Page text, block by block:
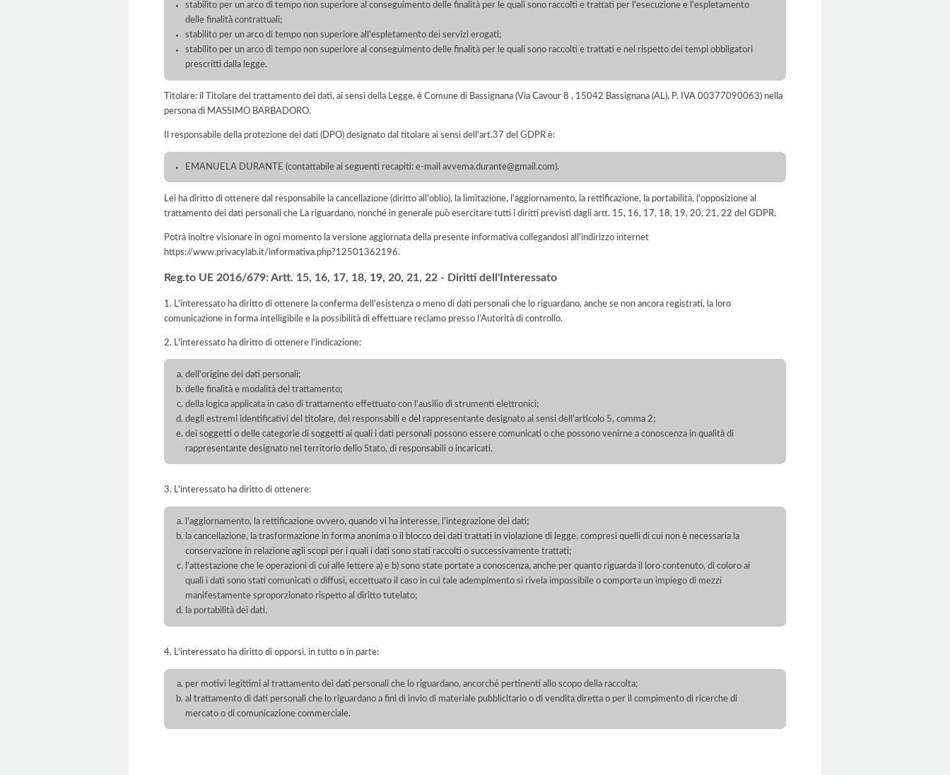
stabilito per un arco di tempo non superiore al conseguimento delle finalità per le quali sono raccolti e trattati per l'esecuzione e l'espletamento
delle finalità contrattuali;
stabilito per un arco di tempo non superiore all'espletamento dei servizi erogati;
stabilito per un arco di tempo non superiore al conseguimento delle finalità per le quali sono raccolti e trattati e nel rispetto dei tempi obbligatori
prescritti dalla legge.
Titolare: il Titolare del trattamento dei dati, ai sensi della Legge, è Comune di Bassignana (Via Cavour 8 , 15042 Bassignana (AL), P. IVA 00377090063) nella
persona di MASSIMO BARBADORO.
Il responsabile della protezione dei dati (DPO) designato dal titolare ai sensi dell'art.37 del GDPR è:
EMANUELA DURANTE (contattabile ai seguenti recapiti: e-mail avvema.durante@gmail.com).
Lei ha diritto di ottenere dal responsabile la cancellazione (diritto all'oblio), la limitazione, l'aggiornamento, la rettificazione, la portabilità, l'opposizione al
trattamento dei dati personali che La riguardano, nonché in generale può esercitare tutti i diritti previsti dagli artt. 15, 16, 17, 18, 19, 20, 21, 22 del GDPR.
Potrà inoltre visionare in ogni momento la versione aggiornata della presente informativa collegandosi all'indirizzo internet
https://www.privacylab.it/informativa.php?12501362196.
Reg.to UE 2016/679: Artt. 15, 16, 17, 18, 19, 20, 21, 22 - Diritti dell'Interessato
1. L'interessato ha diritto di ottenere la conferma dell'esistenza o meno di dati personali che lo riguardano, anche se non ancora registrati, la loro
comunicazione in forma intelligibile e la possibilità di effettuare reclamo presso l’Autorità di controllo.
2. L'interessato ha diritto di ottenere l'indicazione:
dell'origine dei dati personali;
delle finalità e modalità del trattamento;
della logica applicata in caso di trattamento effettuato con l'ausilio di strumenti elettronici;
degli estremi identificativi del titolare, dei responsabili e del rappresentante designato ai sensi dell'articolo 5, comma 2;
dei soggetti o delle categorie di soggetti ai quali i dati personali possono essere comunicati o che possono venirne a conoscenza in qualità di
rappresentante designato nel territorio dello Stato, di responsabili o incaricati.
3. L'interessato ha diritto di ottenere:
l'aggiornamento, la rettificazione ovvero, quando vi ha interesse, l'integrazione dei dati;
la cancellazione, la trasformazione in forma anonima o il blocco dei dati trattati in violazione di legge, compresi quelli di cui non è necessaria la
conservazione in relazione agli scopi per i quali i dati sono stati raccolti o successivamente trattati;
l'attestazione che le operazioni di cui alle lettere a) e b) sono state portate a conoscenza, anche per quanto riguarda il loro contenuto, di coloro ai
quali i dati sono stati comunicati o diffusi, eccettuato il caso in cui tale adempimento si rivela impossibile o comporta un impiego di mezzi
manifestamente sproporzionato rispetto al diritto tutelato;
la portabilità dei dati.
4. L'interessato ha diritto di opporsi, in tutto o in parte:
per motivi legittimi al trattamento dei dati personali che lo riguardano, ancorché pertinenti allo scopo della raccolta;
al trattamento di dati personali che lo riguardano a fini di invio di materiale pubblicitario o di vendita diretta o per il compimento di ricerche di
mercato o di comunicazione commerciale.